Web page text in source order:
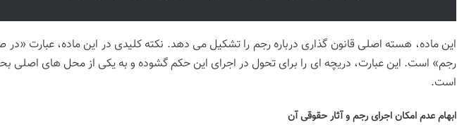
این ماده، هسته اصلی قانون گذاری درباره رجم را تشکیل می دهد. نکته کلیدی در این ماده، عبارت
رجم» است. این عبارت، دریچه ای را برای تحول در اجرای این حکم گشوده و به یکی از محل های اصلی
است.
ابهام عدم امکان اجرای رجم و آثار حقوقی آن